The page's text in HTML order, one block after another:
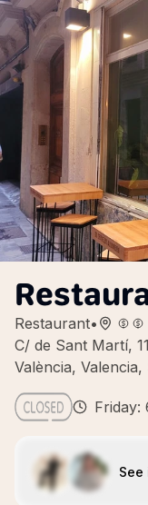
Restaurant•
C/ de Sant Martí,
València, Valencia,
Friday: